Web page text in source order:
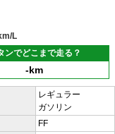
L
ンでどこまで走る？
-km
レギュラー
ガソリン
FF